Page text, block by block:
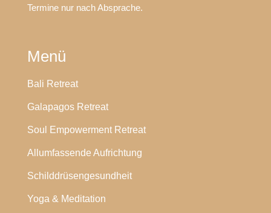
Termine nur nach Absprache.
Menü
Bali Retreat
Galapagos Retreat
Soul Empowerment Retreat
Allumfassende Aufrichtung
Schilddrüsengesundheit
Yoga & Meditation